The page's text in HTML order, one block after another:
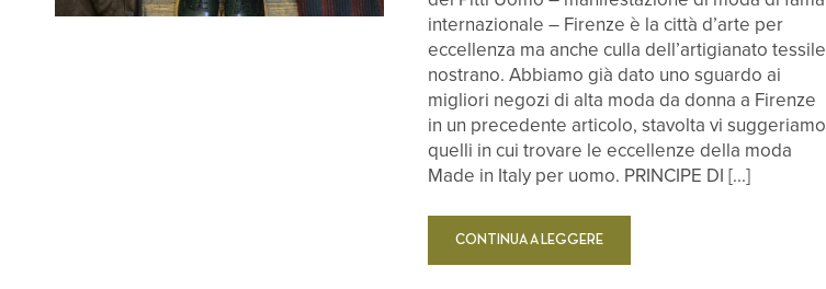
internazionale – Firenze è la città d’arte per
eccellenza ma anche culla dell’artigianato tessile
nostrano. Abbiamo già dato uno sguardo ai
migliori negozi di alta moda da donna a Firenze
in un precedente articolo, stavolta vi suggeriamo
quelli in cui trovare le eccellenze della moda
Made in Italy per uomo. PRINCIPE DI [...]
CONTINUA A LEGGERE